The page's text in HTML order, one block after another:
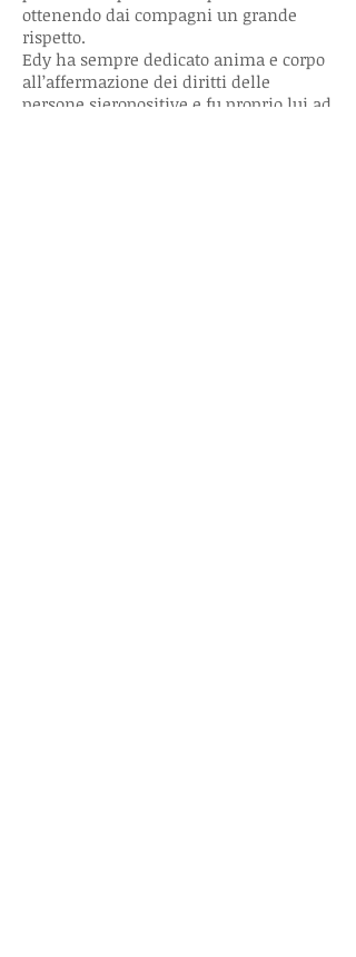
ottenendo dai compagni un grande
rispetto.
Edy ha sempre dedicato anima e corpo
all’affermazione dei diritti delle
persone sieropositive e fu proprio lui ad